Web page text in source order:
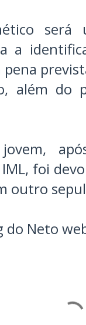
será
a
além do
foi
outro
do Neto